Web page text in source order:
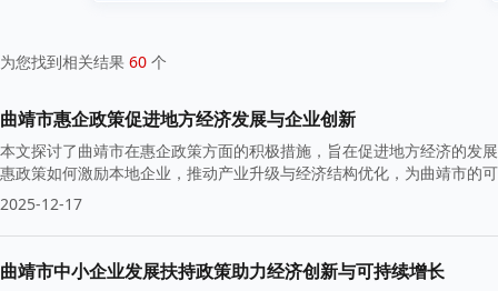
为您找到相关结果 60 个
曲靖市惠企政策促进地方经济发展与企业创新
本文探讨了曲靖市在惠企政策方面的积极措施，旨在促进地方经济的发
惠政策如何激励本地企业，推动产业升级与经济结构优化，为曲靖市的
2025-12-17
曲靖市中小企业发展扶持政策助力经济创新与可持续增长